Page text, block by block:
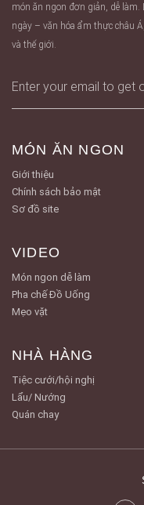
món ăn ngon đơn giản, dễ làm.
ngày – văn hóa ẩm thực châu
và thế giới.
MÓN ĂN NGON
Giới thiệu
Chính sách bảo mật
Sơ đồ site
VIDEO
Món ngon dễ làm
Pha chế Đồ Uống
Mẹo vặt
NHÀ HÀNG
Tiệc cưới/hội nghị
Lẩu/ Nướng
Quán chay